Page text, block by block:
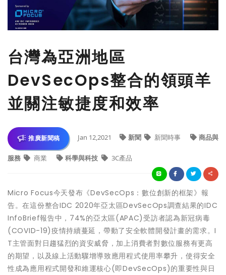
台灣為亞洲地區
DevSecOps整合的領頭羊
並關注敏捷度和效率
推廣新聞稿 Jan 12,2021 新聞 新聞時事 商品與
服務 商業 科學與科技 3C產品
Micro Focus今天發布《DevSecOps：數位創新的框架》報
告。在這份整合IDC 2020年亞太區DevSecOps調查結果的IDC
InfoBrief報告中，74%的亞太區(APAC)受訪者認為新冠病毒
(COVID-19)疫情持續蔓延，帶動了安全軟體開發計畫的需求。I
T主管面對日趨猛烈的資安威脅，加上消費者對數位服務有更高
的期望，以及線上活動驟增導致應用程式使用率攀升，使得安全
性成為應用程式開發和維運核心(即DevSecOps)的重要性與日